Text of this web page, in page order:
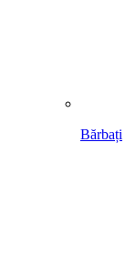
Bărbați